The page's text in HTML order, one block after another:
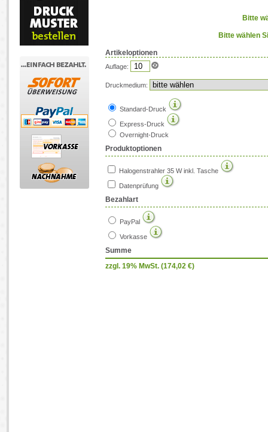
Bitte
Bitte wählen
Artikeloptionen
Auflage:
Druckmedium:
Standard-Druck
Express-Druck
Overnight-Druck
Produktoptionen
Halogenstrahler 35 W inkl. Tasche
Datenprüfung
Bezahlart
PayPal
Vorkasse
Summe
zzgl. 19% MwSt. (174,02 €)